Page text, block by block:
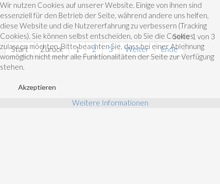
Seite 1 von 3
Start
Zurück 1 2 3 Weiter Ende
Wir nutzen Cookies auf unserer Website. Einige von ihnen sind
essenziell für den Betrieb der Seite, während andere uns helfen,
diese Website und die Nutzererfahrung zu verbessern (Tracking
Cookies). Sie können selbst entscheiden, ob Sie die Cookies
zulassen möchten. Bitte beachten Sie, dass bei einer Ablehnung
womöglich nicht mehr alle Funktionalitäten der Seite zur Verfügung
stehen.
Akzeptieren
Weitere Informationen